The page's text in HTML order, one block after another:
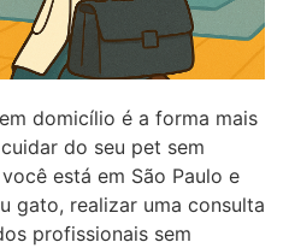
domicílio é a forma mais
do seu pet sem
está em São Paulo e
gato, realizar uma consulta
profissionais sem